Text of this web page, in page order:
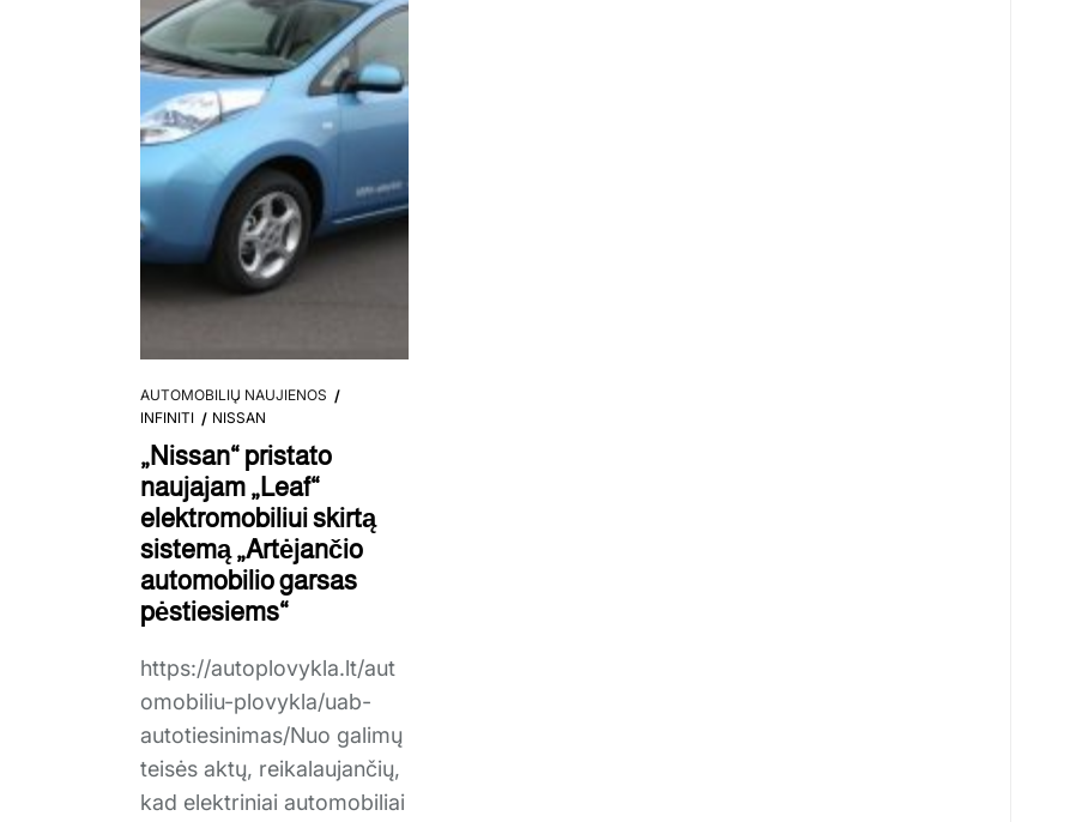
AUTOMOBILIŲ NAUJIENOS
INFINITI
NISSAN
„Nissan“ pristato
naujajam „Leaf“
elektromobiliui skirtą
sistemą „Artėjančio
automobilio garsas
pėstiesiems“
https://autoplovykla.lt/aut
omobiliu-plovykla/uab-
autotiesinimas/Nuo galimų
teisės aktų, reikalaujančių,
kad elektriniai automobiliai